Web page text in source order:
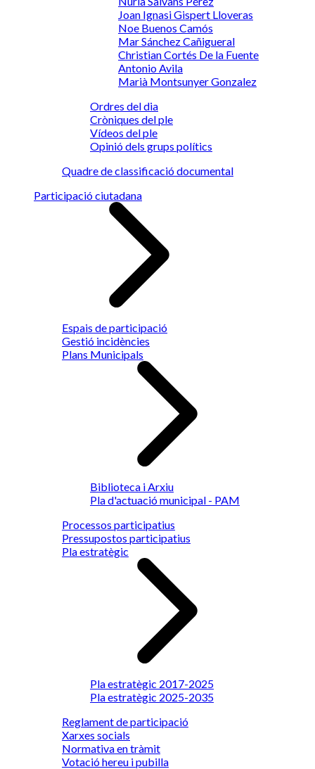
Joan Ignasi Gispert Lloveras
Noe Buenos Camós
Mar Sánchez Cañigueral
Christian Cortés De la Fuente
Antonio Avila
Marià Montsunyer Gonzalez
Ordres del dia
Cròniques del ple
Vídeos del ple
Opinió dels grups polítics
Quadre de classificació documental
Participació ciutadana
Espais de participació
Gestió incidències
Plans Municipals
Biblioteca i Arxiu
Pla d'actuació municipal - PAM
Processos participatius
Pressupostos participatius
Pla estratègic
Pla estratègic 2017-2025
Pla estratègic 2025-2035
Reglament de participació
Xarxes socials
Normativa en tràmit
Votació hereu i pubilla